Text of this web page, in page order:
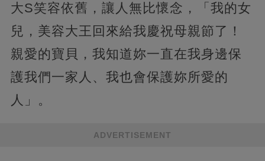
大S笑容依舊，讓人無比懷念，「我的女
兒，美容大王回來給我慶祝母親節了！
親愛的寶貝，我知道妳一直在我身邊保
護我們一家人、我也會保護妳所愛的
人」。
ADVERTISEMENT